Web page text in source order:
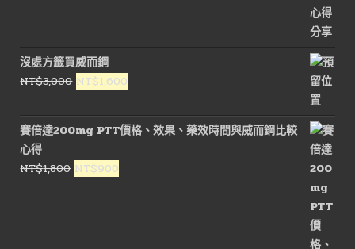
沒處方籤買威而鋼
NT$3,000 原
價
格：
NT$3,000。
NT$1,600
價
格：
賽倍達200mg PTT價格、效果、藥效時間與威而鋼比較
心得
NT$1,800 原
NT$900